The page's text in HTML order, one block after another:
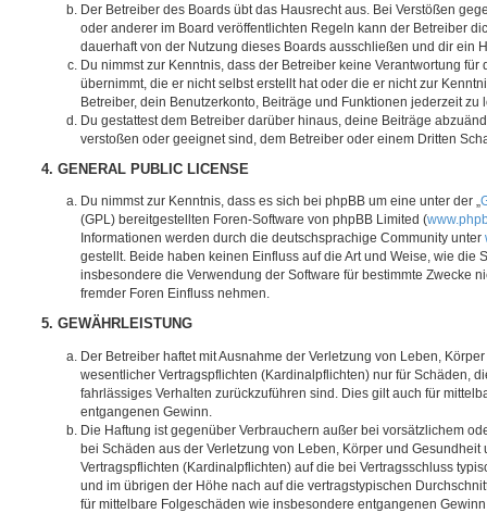
Der Betreiber des Boards übt das Hausrecht aus. Bei Verstößen
oder anderer im Board veröffentlichten Regeln kann der Betreiber
dauerhaft von der Nutzung dieses Boards ausschließen und dir ein
Du nimmst zur Kenntnis, dass der Betreiber keine Verantwortung für
übernimmt, die er nicht selbst erstellt hat oder die er nicht zur
Betreiber, dein Benutzerkonto, Beiträge und Funktionen jederzeit zu
Du gestattest dem Betreiber darüber hinaus, deine Beiträge
verstoßen oder geeignet sind, dem Betreiber oder einem Dritten
4. GENERAL PUBLIC LICENSE
Du nimmst zur Kenntnis, dass es sich bei phpBB um eine unter der „
(GPL) bereitgestellten Foren-Software von phpBB Limited (
Informationen werden durch die deutschsprachige Community unter
gestellt. Beide haben keinen Einfluss auf die Art und Weise, wie die
insbesondere die Verwendung der Software für bestimmte Zwecke
fremder Foren Einfluss nehmen.
5. GEWÄHRLEISTUNG
Der Betreiber haftet mit Ausnahme der Verletzung von Leben,
wesentlicher Vertragspflichten (Kardinalpflichten) nur für Schäden,
fahrlässiges Verhalten zurückzuführen sind. Dies gilt auch für
entgangenen Gewinn.
Die Haftung ist gegenüber Verbrauchern außer bei vorsätzlichem
bei Schäden aus der Verletzung von Leben, Körper und
Vertragspflichten (Kardinalpflichten) auf die bei Vertragsschluss
und im übrigen der Höhe nach auf die vertragstypischen
für mittelbare Folgeschäden wie insbesondere entgangenen